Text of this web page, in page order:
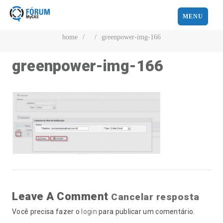
MENU
home / / greenpower-img-166
greenpower-img-166
Leave A Comment Cancelar resposta
Você precisa fazer o login para publicar um comentário.